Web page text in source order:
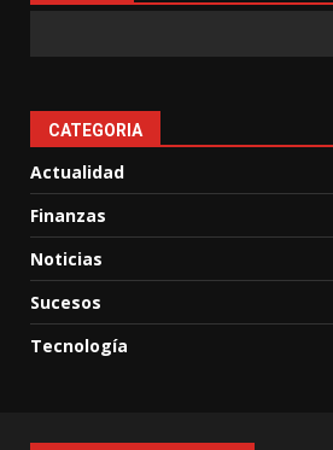
CATEGORIA
Actualidad
Finanzas
Noticias
Sucesos
Tecnología